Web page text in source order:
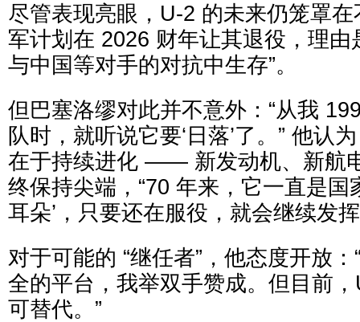
尽管表现亮眼，U-2 的未来仍笼罩
军计划在 2026 财年让其退役，理由
与中国等对手的对抗中生存”。
但巴塞洛缪对此并不意外：“从我
队时，就听说它要‘日落’了。” 他认
在于持续进化 —— 新发动机、新航
终保持尖端，“70 年来，它一直是国
耳朵’，只要还在服役，就会继续发
对于可能的 “继任者”，他态度开放
全的平台，我举双手赞成。但目前
可替代。”